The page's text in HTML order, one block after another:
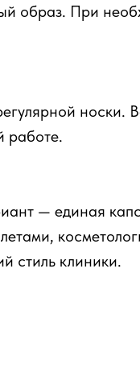
образ. При
носки.
работе.
— единая
стиль клиники.